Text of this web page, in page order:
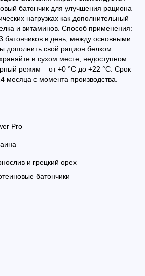
батончик для улучшения рациона
нагрузках как дополнительный
и витаминов. Способ применения:
батончиков в день, между основными
свой рацион белком.
в сухом месте, недоступном
режим – от +0 °C до +22 °C. Срок
месяца с момента производства.
Pro
и грецкий орех
батончики